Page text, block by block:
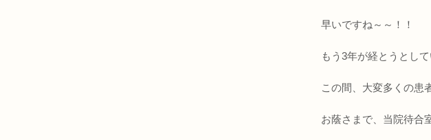
早いですね～～！！
もう3年が経とうとして
この間、大変多くの患
お蔭さまで、当院待合